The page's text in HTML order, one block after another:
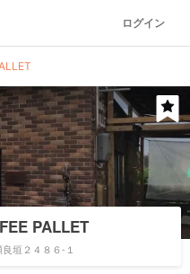
ログイン
PALLET
垣２４８６-１